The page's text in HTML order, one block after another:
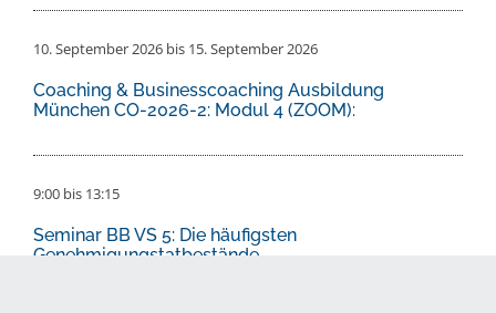
10. September 2026 bis 15. September 2026
Coaching & Businesscoaching Ausbildung
München CO-2026-2: Modul 4 (ZOOM):
9:00 bis 13:15
Seminar BB VS 5: Die häufigsten
Genehmigungstatbestände